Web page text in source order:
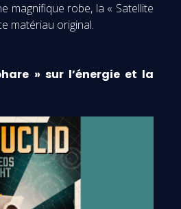
magnifique robe, la « Satellite
matériau original.
» sur l’énergie et la